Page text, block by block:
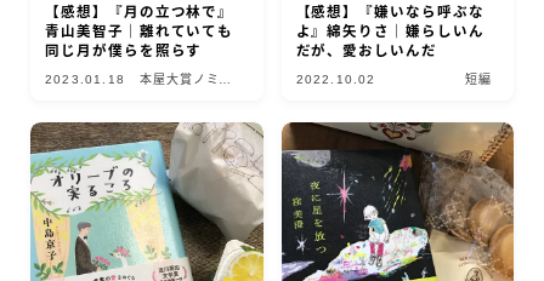
【感想】『月の立つ林で』
青山美智子｜離れていても
同じ月が僕らを照らす
2023.01.18
本屋大賞ノミネ
【感想】『嫌いなら呼ぶな
よ』綿矢りさ｜嫌らしいん
だが、愛おしいんだ
2022.10.02 短編